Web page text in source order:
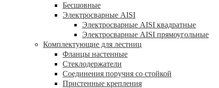
Бесшовные
Электросварные AISI
Электросварные AISI квадратные
Электросварные AISI прямоугольные
Комплектующие для лестниц
Фланцы настенные
Стеклодержатели
Соединения поручня со стойкой
Пристенные крепления